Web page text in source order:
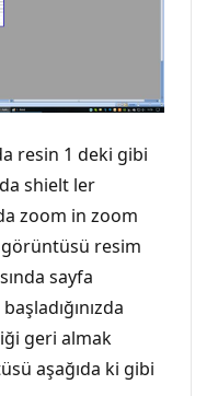
resin 1 deki gibi
shielt ler
zoom in zoom
resim
sayfa
geri almak
aşağıda ki gibi